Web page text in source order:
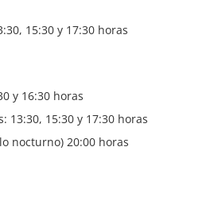
15:30 y 17:30 horas
y 16:30 horas
13:30, 15:30 y 17:30 horas
nocturno) 20:00 horas